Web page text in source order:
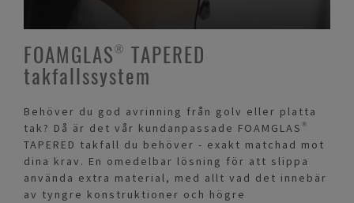
FOAMGLAS® TAPERED
takfallssystem
Behöver du god avrinning från golv eller platta
tak? Då är det vår kundanpassade FOAMGLAS®
TAPERED takfall du behöver - exakt matchad mot
dina krav. En omedelbar lösning för att slippa
använda extra material, med allt vad det innebär
av tyngre konstruktioner och högre